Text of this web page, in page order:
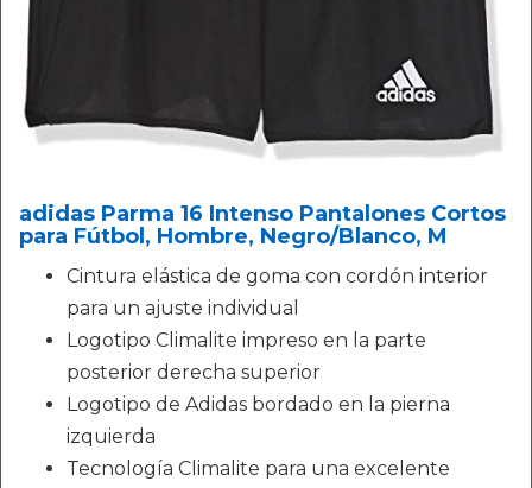
adidas Parma 16 Intenso Pantalones Cortos
para Fútbol, Hombre, Negro/Blanco, M
Cintura elástica de goma con cordón interior
para un ajuste individual
Logotipo Climalite impreso en la parte
posterior derecha superior
Logotipo de Adidas bordado en la pierna
izquierda
Tecnología Climalite para una excelente